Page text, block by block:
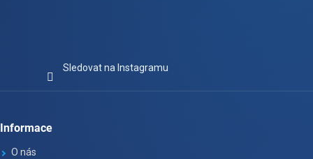
Sledovat na Instagramu
Informace
O nás